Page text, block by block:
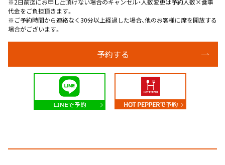
※2日前迄にお申し出頂けない場合のキャンセル・人数変更は予約人数×食事
代金をご負担頂きます。
※ご予約時間から連絡なく30分以上経過した場合、他のお客様に席を開放する
場合がございます。
予約する